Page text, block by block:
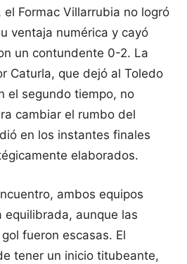
Formac Villarrubia no logró
ventaja numérica y cayó
un contundente 0-2. La
Caturla, que dejó al Toledo
el segundo tiempo, no
cambiar el rumbo del
en los instantes finales
elaborados.
ambos equipos
equilibrada, aunque las
fueron escasas. El
tener un inicio titubeante,